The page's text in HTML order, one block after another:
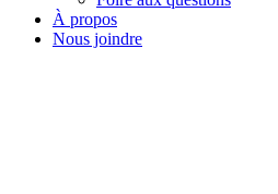
À propos
Nous joindre